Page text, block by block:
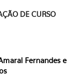
DE CURSO
Fernandes e